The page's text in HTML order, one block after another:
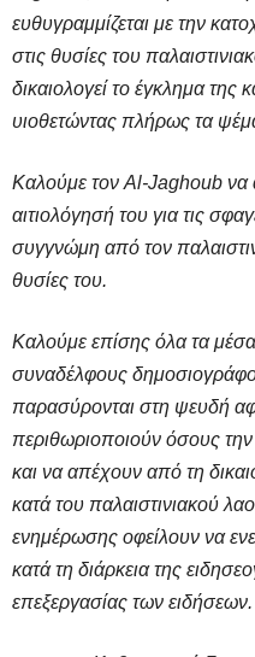
ευθυγραμμίζεται με την
στις θυσίες του
δικαιολογεί το έγκλημα
υιοθετώντας πλήρως τα
Καλούμε τον Al-Jaghoub να
αιτιολόγησή του για τις
συγγνώμη από τον
θυσίες του.
Καλούμε επίσης όλα τα
συναδέλφους
παρασύρονται στη ψευδή
περιθωριοποιούν όσους
και να απέχουν από τη
κατά του παλαιστινιακού
ενημέρωσης οφείλουν να
κατά τη διάρκεια της
επεξεργασίας των ειδήσεων.